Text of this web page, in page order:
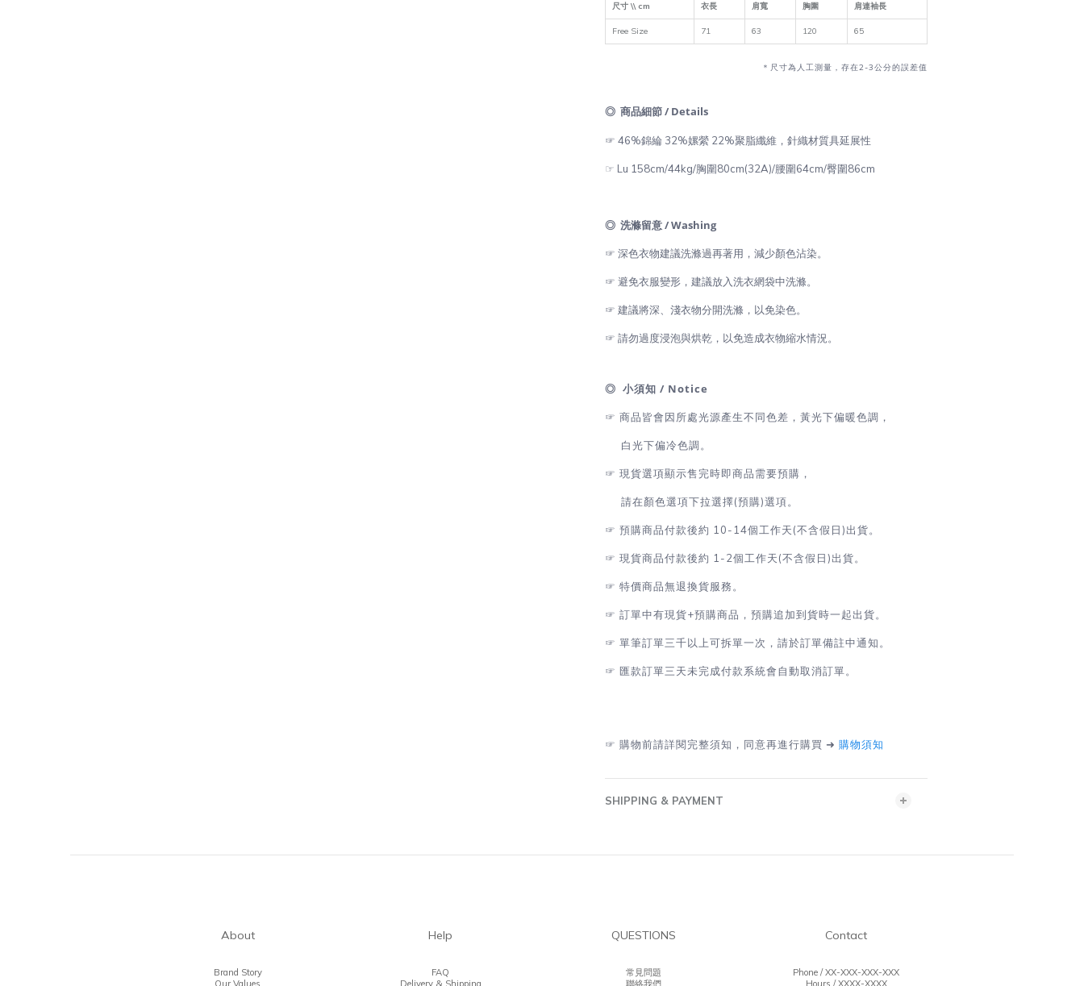
尺寸 \\ cm 衣長 肩寬 胸圍 肩連袖長
Free Size 71 63 120 65
＊尺寸為人工測量，存在2-3公分的誤差值
◎ 商品細節 / Details
☞ 46%錦綸 32%嫘縈 22%聚脂纖維，針織材質具延展性
☞ Lu 158cm/44kg/胸圍80cm(32A)/腰圍64cm/臀圍86cm
◎ 洗滌留意 / Washing
☞ 深色衣物建議洗滌過再著用，減少顏色沾染。
☞ 避免衣服變形，建議放入洗衣網袋中洗滌。
☞ 建議將深、淺衣物分開洗滌，以免染色。
☞ 請勿過度浸泡與烘乾，以免造成衣物縮水情況。
◎ 小須知 / Notice
☞ 商品皆會因所處光源產生不同色差，黃光下偏暖色調，
白光下偏冷色調。
☞ 現貨選項顯示售完時即商品需要預購，
請在顏色選項下拉選擇(預購)選項。
☞ 預購商品付款後約 10-14個工作天(不含假日)出貨。
☞ 現貨商品付款後約 1-2個工作天(不含假日)出貨。
☞ 特價商品無退換貨服務。
☞ 訂單中有現貨+預購商品，預購追加到貨時一起出貨。
☞ 單筆訂單三千以上可拆單一次，請於訂單備註中通知。
☞ 匯款訂單三天未完成付款系統會自動取消訂單。
☞ 購物前請詳閱完整須知，同意再進行購買 ➜ 購物須知
SHIPPING & PAYMENT
About
Brand Story
Our Values
Help
FAQ
Delivery & Shipping
QUESTIONS
常見問題
聯絡我們
Contact
Phone / XX-XXX-XXX-XXX
Hours / XXXX-XXXX